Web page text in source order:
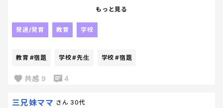
ただ、時代に合ってないんだよね、もう。
仕事している人がほぼだから平日の会議とか無理だ
し、無償でボランティアみたいに駆り出される、知
たストレスだよね。
はー…憂鬱だけど、来年乗り切ろう…
と書いたら、
「〇〇さん（娘）はこれができない、これが苦手」
返ってきた…
いやそんなに苦手だなんだを箇条書きで書かなくて
もっと見る
発達/発育 教育 学校
教育 #宿題 学校#先生 学校 #宿題
共感 9 4
三兄妹ママ さん 30代